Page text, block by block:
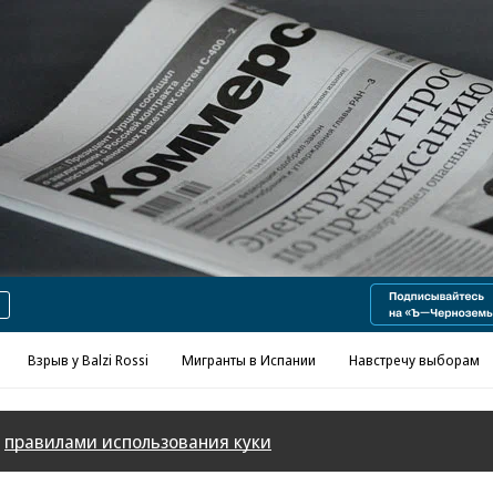
Реклама в «Ъ» www.kommersant.ru/ad
Взрыв у Balzi Rossi Мигранты в Испании Навстречу выборам
правилами использования куки